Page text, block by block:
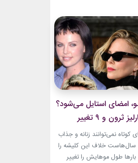
ساختارشکن به نظر برسد.
زنانه انتخاب را
هر پاشنه روی فرم کفش،...
امضای استایل می‌شود؟
موهای کوتاه شارلیز ثرون و ۹ تغییر
نمی‌توانند زنانه و جذاب
سال‌هاست خلاف این کلیشه را
طول موهایش را تغییر